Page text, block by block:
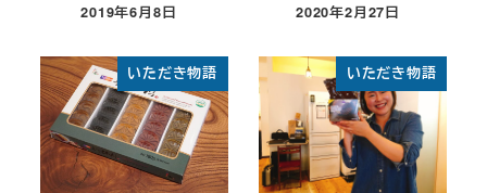
投稿日
2019年6月8日
投稿日
2020年2月27日
いただき物語 いただき物語